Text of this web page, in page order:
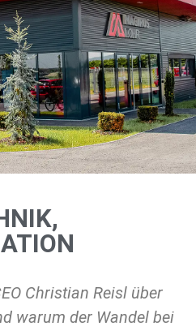
Christian Reisl über
warum der Wandel bei